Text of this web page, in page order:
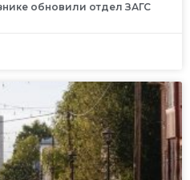
обновили отдел ЗАГС